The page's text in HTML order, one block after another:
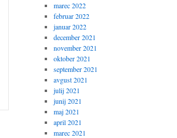
marec 2022
februar 2022
januar 2022
december 2021
november 2021
oktober 2021
september 2021
avgust 2021
julij 2021
junij 2021
maj 2021
april 2021
marec 2021